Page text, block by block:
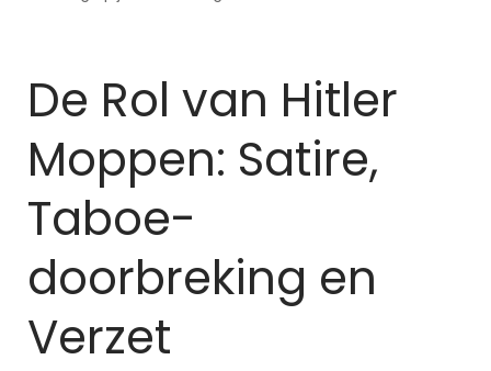
De Rol van Hitler
Moppen: Satire,
Taboe-
doorbreking en
Verzet